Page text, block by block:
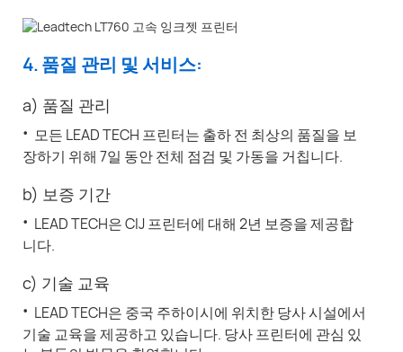
4. 품질 관리 및 서비스:
a) 품질 관리
· 모든 LEAD TECH 프린터는 출하 전 최상의 품질을 보
장하기 위해 7일 동안 전체 점검 및 가동을 거칩니다.
b) 보증 기간
· LEAD TECH은 CIJ 프린터에 대해 2년 보증을 제공합
니다.
c) 기술 교육
· LEAD TECH은 중국 주하이시에 위치한 당사 시설에서
기술 교육을 제공하고 있습니다. 당사 프린터에 관심 있